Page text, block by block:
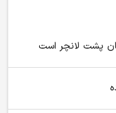
پشت لانچر است